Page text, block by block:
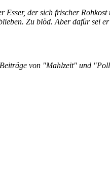
der sich frischer
Zu blöd. Aber dafür sei
von "Mahlzeit" und